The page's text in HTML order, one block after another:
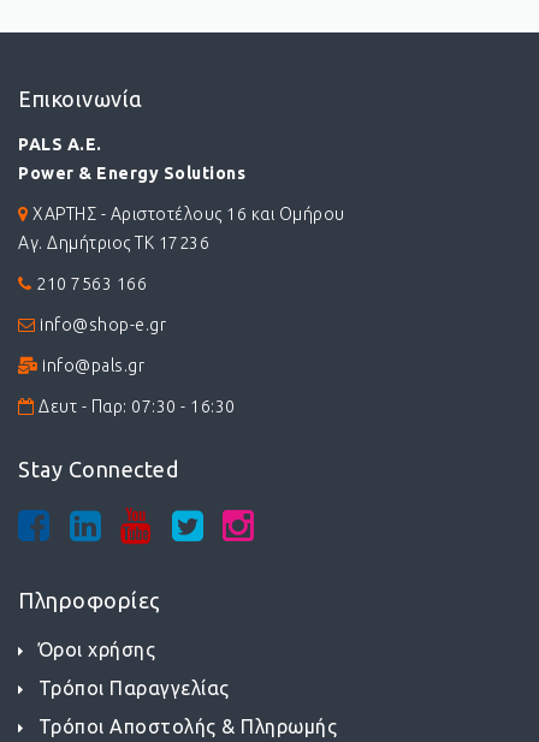
Επικοινωνία
PALS A.E.
Power & Energy Solutions
ΧΑΡΤΗΣ - Αριστοτέλους 16 και Ομήρου
Αγ. Δημήτριος ΤΚ 17236
210 7563 166
info@shop-e.gr
info@pals.gr
Δευτ - Παρ: 07:30 - 16:30
Stay Connected
Πληροφορίες
Όροι χρήσης
Τρόποι Παραγγελίας
Τρόποι Αποστολής & Πληρωμής